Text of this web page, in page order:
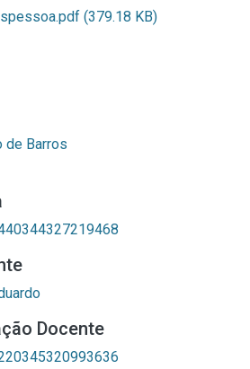
(379.18 KB)
de Barros
Docente